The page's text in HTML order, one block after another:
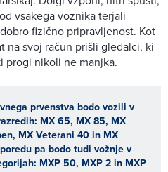
vsakega voznika terjali
fizično pripravljenost. Kot
na svoj račun prišli gledalci, ki
progi nikoli ne manjka.
prvenstva bodo vozili v
MX 65, MX 85, MX
MX Veterani 40 in MX
pa bodo tudi vožnje v
MXP 50, MXP 2 in MXP